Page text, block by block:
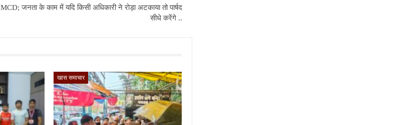
MCD; जनता के काम में यदि किसी अधिकारी ने रोड़ा अटकाया तो पार्षद
सीधे करेंगे ..
खास समाचार